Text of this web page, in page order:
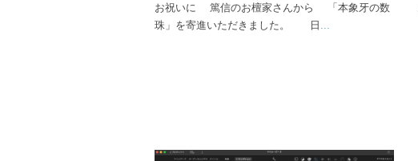
お祝いに 篤信のお檀家さんから 「本象牙の数
珠」を寄進いただきました。 日